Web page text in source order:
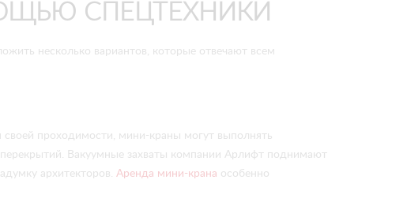
СПЕЦТЕХНИКИ
несколько вариантов, которые отвечают всем
своей проходимости, мини-краны могут выполнять
Вакуумные захваты компании Арлифт поднимают
архитекторов. Аренда мини-крана особенно